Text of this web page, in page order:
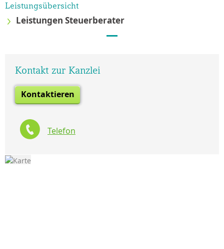
Leistungsübersicht
Leistungen Steuerberater
Kontakt zur Kanzlei
Kontaktieren
Telefon